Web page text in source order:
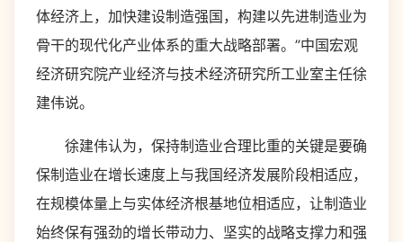
体经济上，加快建设制造强国，构建以先进制造业为
骨干的现代化产业体系的重大战略部署。”中国宏观
经济研究院产业经济与技术经济研究所工业室主任徐
建伟说。
徐建伟认为，保持制造业合理比重的关键是要确
保制造业在增长速度上与我国经济发展阶段相适应，
在规模体量上与实体经济根基地位相适应，让制造业
始终保有强劲的增长带动力、坚实的战略支撑力和强